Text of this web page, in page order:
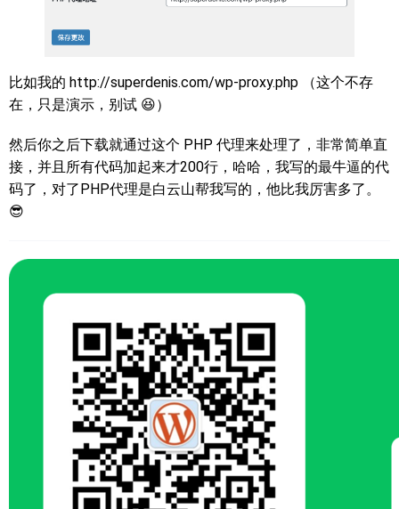
比如我的 http://superdenis.com/wp-proxy.php （这个不存
在，只是演示，别试 😆）
然后你之后下载就通过这个 PHP 代理来处理了，非常简单直
接，并且所有代码加起来才200行，哈哈，我写的最牛逼的代
码了，对了PHP代理是白云山帮我写的，他比我厉害多了。
😎